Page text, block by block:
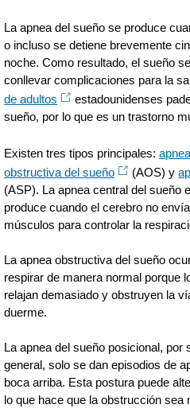
La apnea del sueño se produce
o incluso se detiene brevemente
noche. Como resultado, el sueño
conllevar complicaciones para la
de adultos
estadounidenses
sueño, por lo que es un trastorno
Existen tres tipos principales:
obstructiva del sueño
(AOS) y
(ASP). La apnea central del sueño
produce cuando el cerebro no
músculos para controlar la
La apnea obstructiva del sueño
respirar de manera normal porque
relajan demasiado y obstruyen la
duerme.
La apnea del sueño posicional, por
general, solo se dan episodios de
boca arriba. Esta postura puede
lo que hace que la obstrucción sea